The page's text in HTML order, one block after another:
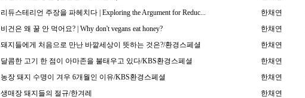
리듀스테리언 주장을 파헤치다 | Exploring the Argument for Reduc... 한채연
비건은 왜 꿀 안 먹어요? | Why don't vegans eat honey? 한채연
돼지들에게 처음으로 만난 바깥세상이 뜻하는 것은?/환경스페셜 한채연
달콤한 고기 한 점이 아마존을 불태우고 있다/KBS환경스페셜 한채연
농장 돼지 수명이 겨우 6개월인 이유/KBS환경스페셜 한채연
생매장 돼지들의 절규/한겨레 한채연